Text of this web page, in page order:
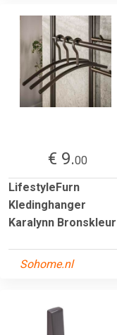
€ 9.00
LifestyleFurn
Kledinghanger
Karalynn Bronskleur
Sohome.nl